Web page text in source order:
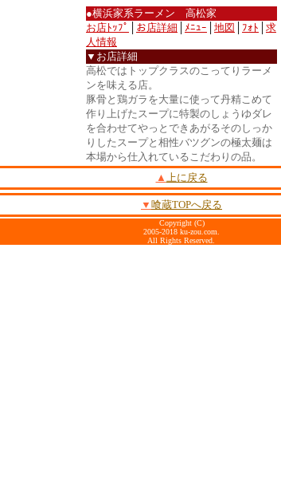
●横浜家系ラーメン 高松家
お店ﾄｯﾌﾟ
お店詳細 ﾒﾆｭｰ 地図 ﾌｫﾄ
求
人情報
▼お店詳細
高松ではトップクラスのこってりラーメ
ンを味える店。
豚骨と鶏ガラを大量に使って丹精こめて
作り上げたスープに特製のしょうゆダレ
を合わせてやっとできあがるそのしっか
りしたスープと相性バツグンの極太麺は
本場から仕入れているこだわりの品。
▲ 上に戻る
▼ 喰蔵TOPへ戻る
Copyright (C)
2005-2018 ku-zou.com.
All Rights Reserved.